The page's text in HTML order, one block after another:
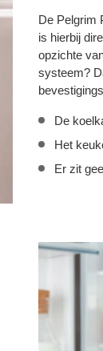
De Pelgrim
is hierbij
opzichte
systeem?
De
Het
Er zit